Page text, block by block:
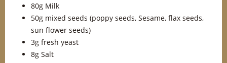
80g Milk
50g mixed seeds (poppy seeds, Sesame, flax seeds,
sun flower seeds)
3g fresh yeast
8g Salt